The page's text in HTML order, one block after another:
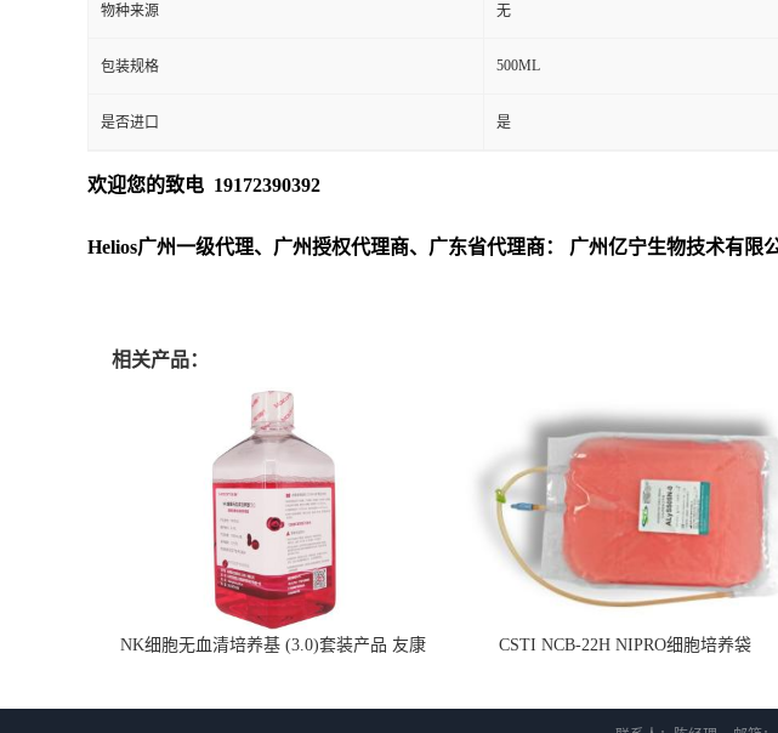
物种来源 无
包装规格 500ML
是否进口 是
欢迎您的致电 19172390392
Helios广州一级代理、广州授权代理商、广东省代理商： 广州亿宁生物技术有限
相关产品：
NK细胞无血清培养基 (3.0)套装产品 友康
CSTI NCB-22H NIPRO细胞培养袋